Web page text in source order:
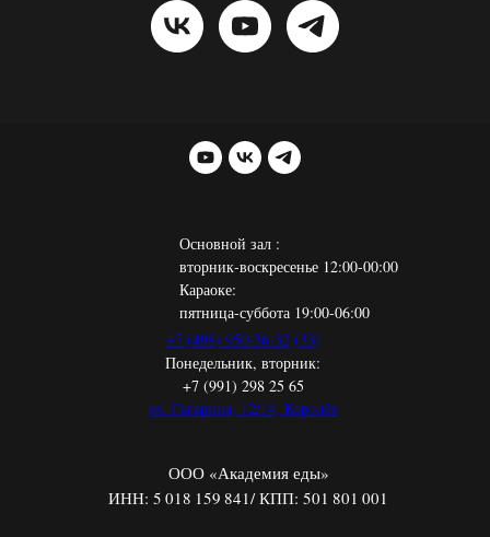
+7 (498) 950-36-32 (33)
Понедельник, вторник:
+7 (991) 298 25 65
ул. Гагарина, 12/14, Королёв
Основной зал :
вторник-воскресенье 12:00-00:00
Караоке:
пятница-суббота 19:00-06:00
ООО «Академия еды»
ИНН: 5 018 159 841/ КПП: 501 801 001